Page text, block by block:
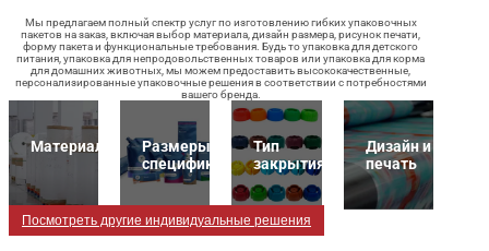
Мы предлагаем полный спектр услуг по изготовлению гибких упаковочных
пакетов на заказ, включая выбор материала, дизайн размера, рисунок печати,
форму пакета и функциональные требования. Будь то упаковка для детского
питания, упаковка для непродовольственных товаров или упаковка для корма
для домашних животных, мы можем предоставить высококачественные,
персонализированные упаковочные решения в соответствии с потребностями
вашего бренда.
Материалы
Размеры и
спецификация
Тип
закрытия
Дизайн и
печать
Посмотреть другие индивидуальные решения